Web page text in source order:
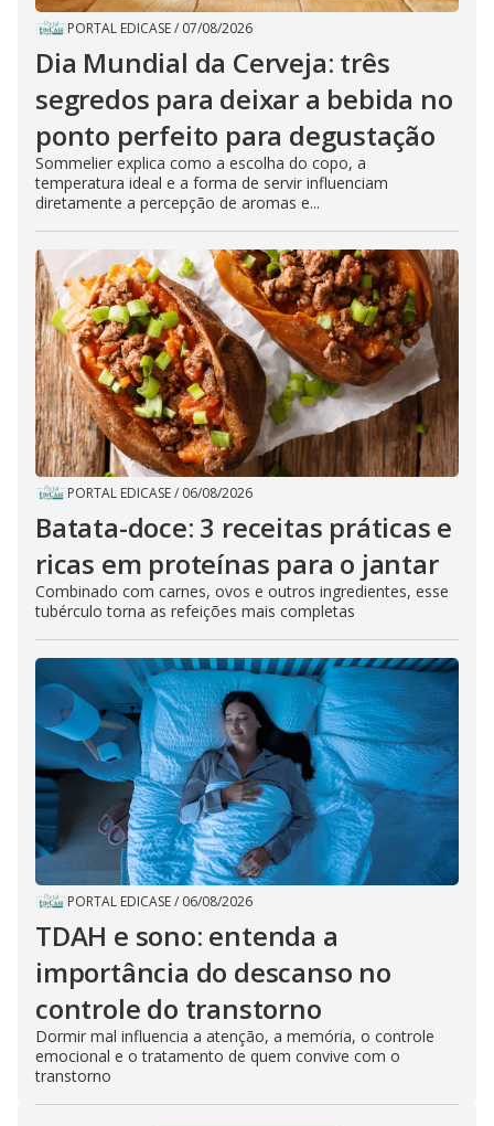
PORTAL EDICASE/ 07/08/2026
Dia Mundial da Cerveja: três
segredos para deixar a bebida no
ponto perfeito para degustação
Sommelier explica como a escolha do copo, a
temperatura ideal e a forma de servir influenciam
diretamente a percepção de aromas e...
PORTAL EDICASE/ 06/08/2026
Batata-doce: 3 receitas práticas e
ricas em proteínas para o jantar
Combinado com carnes, ovos e outros ingredientes, esse
tubérculo torna as refeições mais completas
PORTAL EDICASE/ 06/08/2026
TDAH e sono: entenda a
importância do descanso no
controle do transtorno
Dormir mal influencia a atenção, a memória, o controle
emocional e o tratamento de quem convive com o
transtorno